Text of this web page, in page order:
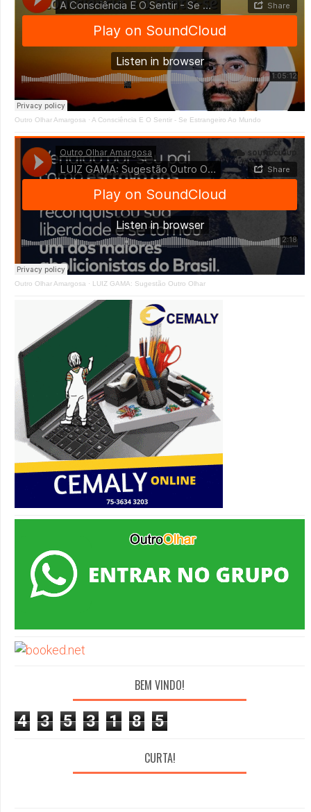
Outro Olhar Amargosa · A Consciência E O Sentir - Se Estrangeiro Ao Mundo
Outro Olhar Amargosa · LUIZ GAMA: Sugestão Outro Olhar
BEM VINDO!
4 3 5 3 1 8 5
CURTA!